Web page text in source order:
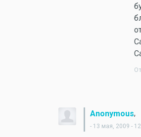
Anonymous,
- 13 мая, 2009 -